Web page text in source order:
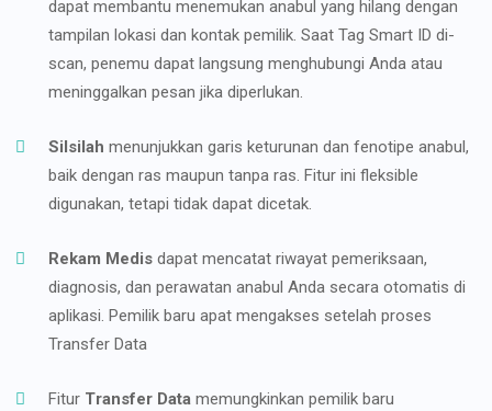
dapat membantu menemukan anabul yang hilang dengan
tampilan lokasi dan kontak pemilik. Saat Tag Smart ID di-
scan, penemu dapat langsung menghubungi Anda atau
meninggalkan pesan jika diperlukan.
Silsilah menunjukkan garis keturunan dan fenotipe anabul,
baik dengan ras maupun tanpa ras. Fitur ini fleksible
digunakan, tetapi tidak dapat dicetak.
Rekam Medis dapat mencatat riwayat pemeriksaan,
diagnosis, dan perawatan anabul Anda secara otomatis di
aplikasi. Pemilik baru apat mengakses setelah proses
Transfer Data
Fitur Transfer Data memungkinkan pemilik baru